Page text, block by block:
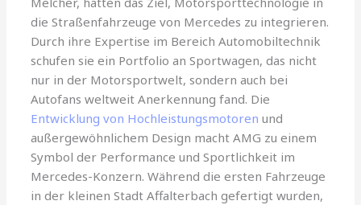
die Straßenfahrzeuge von Mercedes zu integrieren.
Durch ihre Expertise im Bereich Automobiltechnik
schufen sie ein Portfolio an Sportwagen, das nicht
nur in der Motorsportwelt, sondern auch bei
Autofans weltweit Anerkennung fand. Die
Entwicklung von Hochleistungsmotoren und
außergewöhnlichem Design macht AMG zu einem
Symbol der Performance und Sportlichkeit im
Mercedes-Konzern. Während die ersten Fahrzeuge
in der kleinen Stadt Affalterbach gefertigt wurden,